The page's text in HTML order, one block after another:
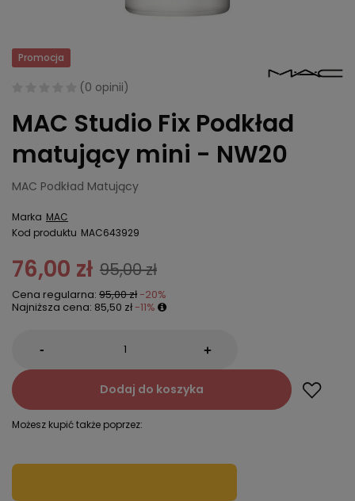
Promocja
(0 opinii)
MAC Studio Fix Podkład
matujący mini - NW20
MAC Podkład Matujący
Marka MAC
Kod produktu MAC643929
76,00 zł 95,00 zł
Cena regularna: 95,00 zł -20%
Najniższa cena: 85,50 zł -11%
- +
Dodaj do koszyka
Możesz kupić także poprzez: